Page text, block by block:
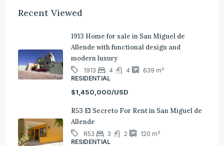
Recent Viewed
1913 Home for sale in San Miguel de
Allende with functional design and
modern luxury
1913 4 4 639 m²
RESIDENTIAL
$1,450,000/USD
R53 El Secreto For Rent in San Miguel de
Allende
R53 3 2 120 m²
RESIDENTIAL